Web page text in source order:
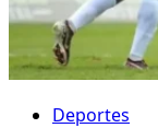
Deportes